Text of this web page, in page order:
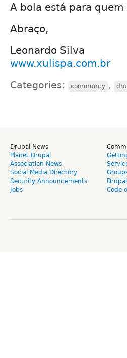
A bola está para quem
Abraço,
Leonardo Silva
www.xulispa.com.br
Categories: community ,
Drupal News
Planet Drupal
Association News
Social Media Directory
Security Announcements
Jobs
Code